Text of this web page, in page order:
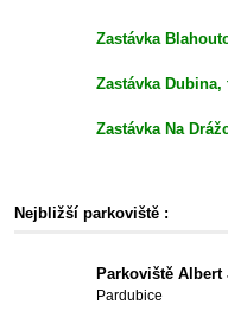
Zastávka
Zastávka Dubina,
Zastávka Na
Nejbližší parkoviště :
Parkoviště Albert
Pardubice